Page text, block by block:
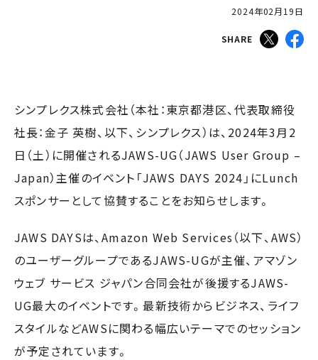
2024年02月19日
SHARE
シンプレクス株式会社（本社：東京都港区、代表取締役
社長：金子 英樹、以下、シンプレクス）は、2024年3月2
日（土）に開催されるJAWS-UG（JAWS User Group –
Japan）主催のイベント「JAWS DAYS 2024」にLunch
スポンサーとして協賛することをお知らせします。
JAWS DAYSは、Amazon Web Services（以下、AWS）
のユーザーグループであるJAWS-UGが主催、アマゾン
ウェブ サービス ジャパン合同会社が後援するJAWS-
UG最大のイベントです。最新技術からビジネス、ライフ
スタイルなどAWSに関わる幅広いテーマでのセッション
が予定されています。